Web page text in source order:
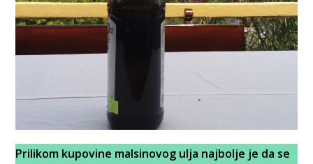
Prilikom kupovine malsinovog ulja najbolje je da se